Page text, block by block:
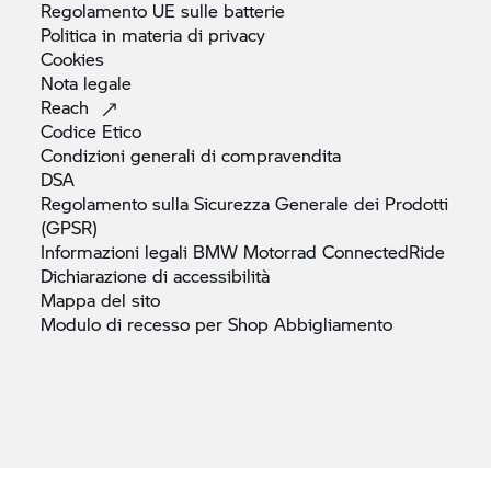
Regolamento UE sulle batterie
Politica in materia di privacy
Cookies
Nota legale
Reach
Codice Etico
Condizioni generali dicompravendita
DSA
Regolamento sulla Sicurezza Generale dei Prodotti
(GPSR)
Informazioni legali BMW Motorrad ConnectedRide
Dichiarazione diaccessibilità
Mappa delsito
Modulo di recesso per ShopAbbigliamento